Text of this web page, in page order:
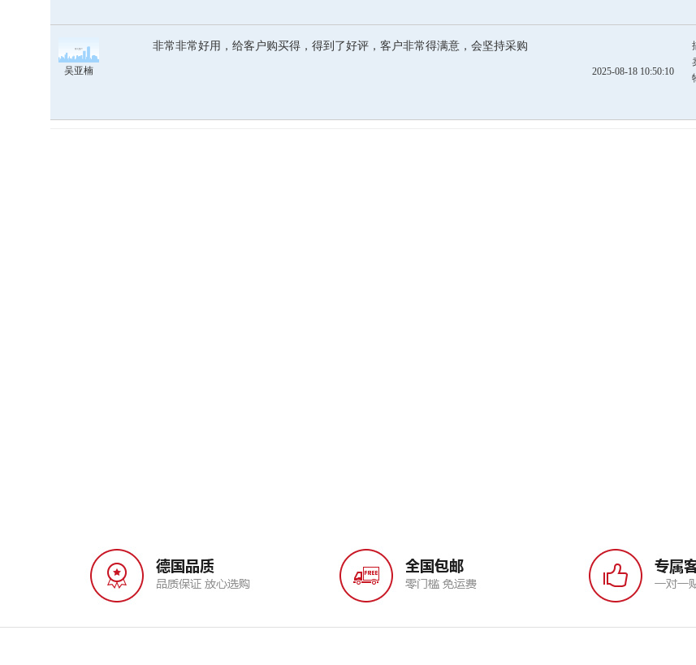
吴亚楠
非常非常好用，给客户购买得，得到了好评，客户非常得满意，会坚持采购
2025-08-18 10:50:10